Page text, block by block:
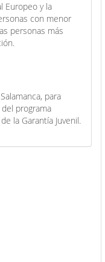
Europeo y la
con menor
personas más
para
programa
la Garantía Juvenil.